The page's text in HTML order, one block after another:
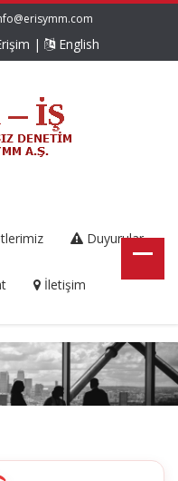
| English
Duyurular
İletişim